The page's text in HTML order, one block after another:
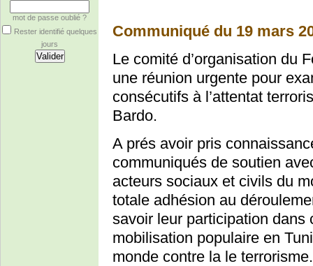
mot de passe oublié ?
Rester identifié quelques
jours
Communiqué du 19 mars
Le comité d’organisation du
une réunion urgente pour
consécutifs à l’attentat
Bardo.
A prés avoir pris
communiqués de soutien
acteurs sociaux et civils du
totale adhésion au
savoir leur participation dans
mobilisation populaire en
monde contre la le terrorisme.